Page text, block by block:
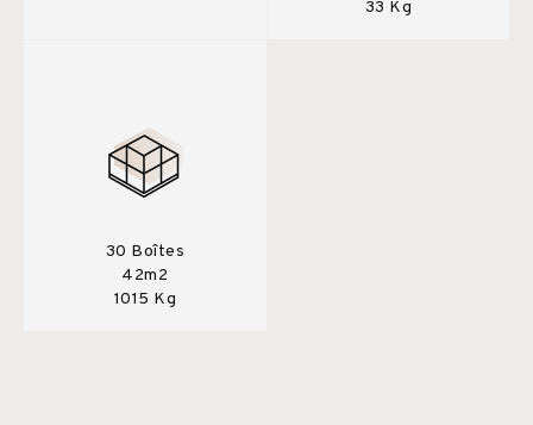
33 Kg
30 Boîtes
42m2
1015 Kg